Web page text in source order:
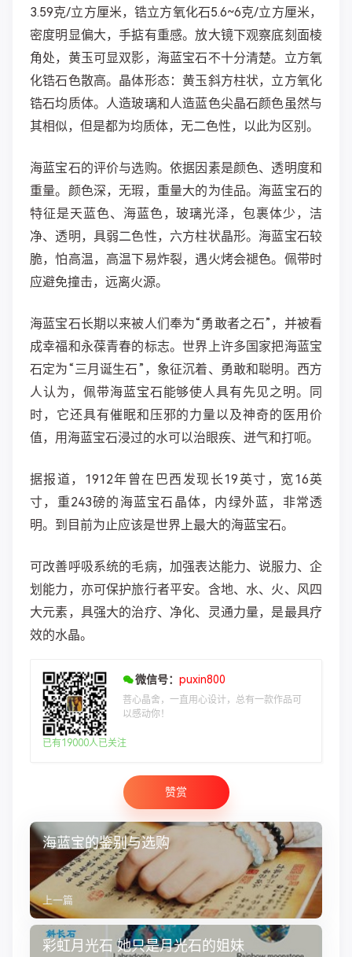
3.59克/立方厘米，锆立方氧化石5.6~6克/立方厘米，
密度明显偏大，手掂有重感。放大镜下观察底刻面棱
角处，黄玉可显双影，海蓝宝石不十分清楚。立方氧
化锆石色散高。晶体形态：黄玉斜方柱状，立方氧化
锆石均质体。人造玻璃和人造蓝色尖晶石颜色虽然与
其相似，但是都为均质体，无二色性，以此为区别。
海蓝宝石的评价与选购。依据因素是颜色、透明度和
重量。颜色深，无瑕，重量大的为佳品。海蓝宝石的
特征是天蓝色、海蓝色，玻璃光泽，包裹体少，洁
净、透明，具弱二色性，六方柱状晶形。海蓝宝石较
脆，怕高温，高温下易炸裂，遇火烤会褪色。佩带时
应避免撞击，远离火源。
海蓝宝石长期以来被人们奉为“勇敢者之石”，并被看
成幸福和永葆青春的标志。世界上许多国家把海蓝宝
石定为“三月诞生石”，象征沉着、勇敢和聪明。西方
人认为，佩带海蓝宝石能够使人具有先见之明。同
时，它还具有催眠和压邪的力量以及神奇的医用价
值，用海蓝宝石浸过的水可以治眼疾、迸气和打呃。
据报道，1912年曾在巴西发现长19英寸，宽16英
寸，重243磅的海蓝宝石晶体，内绿外蓝，非常透
明。到目前为止应该是世界上最大的海蓝宝石。
可改善呼吸系统的毛病，加强表达能力、说服力、企
划能力，亦可保护旅行者平安。含地、水、火、风四
大元素，具强大的治疗、净化、灵通力量，是最具疗
效的水晶。
微信号： puxin800
菩心晶舍，一直用心设计，总有一款作品可
以感动你！
已有19000人已关注
赞赏
海蓝宝的鉴别与选购
上一篇
彩虹月光石 她只是月光石的姐妹